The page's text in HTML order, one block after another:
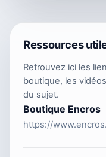
Ressources
Retrouvez ici les
boutique, les
du sujet.
Boutique Encros
https://